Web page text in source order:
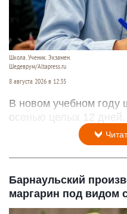
Школа. Ученик. Экзамен.
Шедеврум/Altapress.ru
8 августа 2026 в 12:35
В новом учебном году
осенью целых 12 дней.
Барнаульский
маргарин под видом